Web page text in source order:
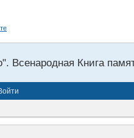
Всенародная Книга